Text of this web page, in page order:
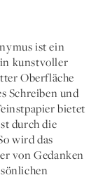
ist ein
kunstvoller
Oberfläche
Schreiben und
bietet
durch die
wird das
von Gedanken